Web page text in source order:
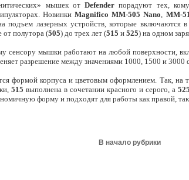
мышек отDefender порадуют тех,
НовинкиMagnifico MM-505 Nano, MM-
подъем лазерных устройств, которые включаются
от полутора (505) до трех лет (515 и 525) на одном
сенсору мышки работают на любой поверхности,
разрешение между значениями 1000, 1500 и
формой корпуса и цветовым оформлением. Так, на
515 выполнена в сочетании красного и серого, а 525
форму и подходят для работы как правой,
В начало рубрики